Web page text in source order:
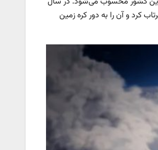
۲۰ برابر سرعت صوت، به فضا پرتاب کرد و آن را به دور کره زمین